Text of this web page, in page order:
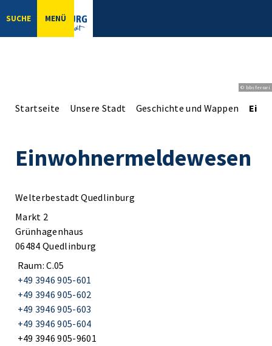
SUCHE MENÜ
© bbsferrari
Startseite Unsere Stadt Geschichte und Wappen
Einwohnermeldewesen
Welterbestadt Quedlinburg
Markt 2
Grünhagenhaus
06484 Quedlinburg
Raum: C.05
+49 3946 905-601
+49 3946 905-602
+49 3946 905-603
+49 3946 905-604
+49 3946 905-9601